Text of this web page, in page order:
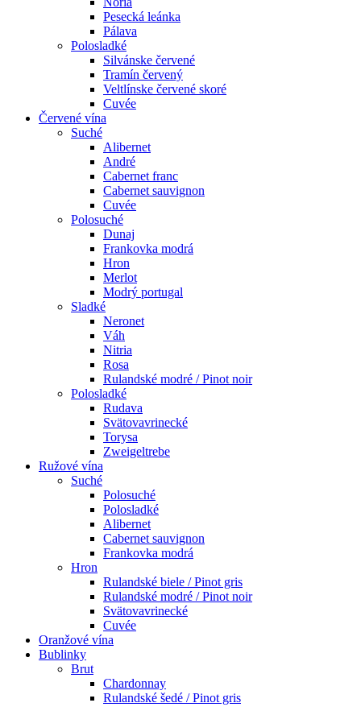
Pesecká leánka
Pálava
Polosladké
Silvánske červené
Tramín červený
Veltlínske červené skoré
Cuvée
Červené vína
Suché
Alibernet
André
Cabernet franc
Cabernet sauvignon
Cuvée
Polosuché
Dunaj
Frankovka modrá
Hron
Merlot
Modrý portugal
Sladké
Neronet
Váh
Nitria
Rosa
Rulandské modré / Pinot noir
Polosladké
Rudava
Svätovavrinecké
Torysa
Zweigeltrebe
Ružové vína
Suché
Polosuché
Polosladké
Alibernet
Cabernet sauvignon
Frankovka modrá
Hron
Rulandské biele / Pinot gris
Rulandské modré / Pinot noir
Svätovavrinecké
Cuvée
Oranžové vína
Bublinky
Brut
Chardonnay
Rulandské šedé / Pinot gris